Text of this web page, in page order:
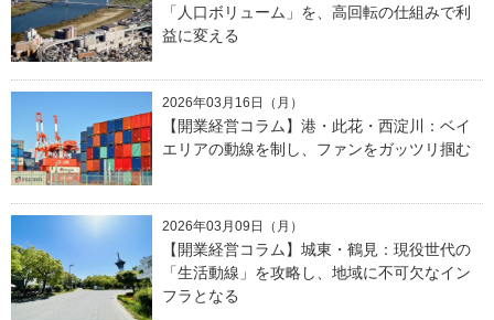
「人口ボリューム」を、高回転の仕組みで利
益に変える
2026年03月16日（月）
【開業経営コラム】港・此花・西淀川：ベイ
エリアの動線を制し、ファンをガッツリ掴む
2026年03月09日（月）
【開業経営コラム】城東・鶴見：現役世代の
「生活動線」を攻略し、地域に不可欠なイン
フラとなる